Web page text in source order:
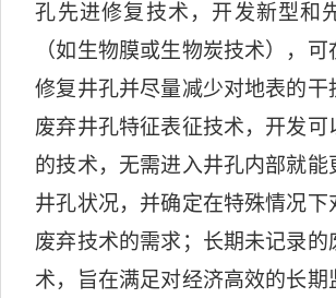
孔先进修复技术，开发新型和
（如生物膜或生物炭技术），
修复井孔并尽量减少对地表的干
废弃井孔特征表征技术，开发可
的技术，无需进入井孔内部就能
井孔状况，并确定在特殊情况下
废弃技术的需求；长期未记录的
术，旨在满足对经济高效的长期